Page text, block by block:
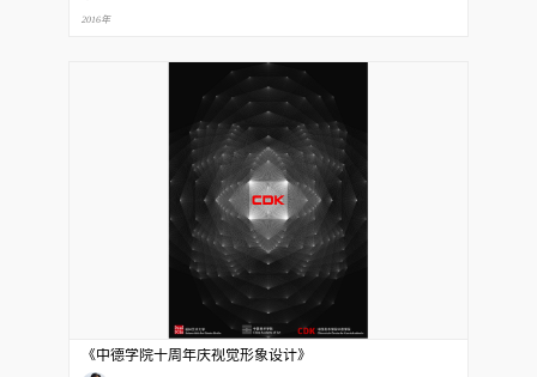
2016年
《中德学院十周年庆视觉形象设计》